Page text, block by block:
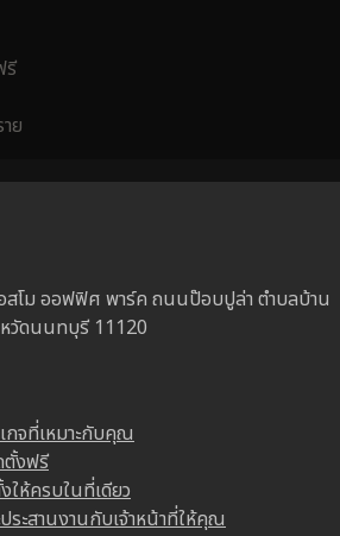
รี
ย
สโม ออฟฟิศ พาร์ค ถนนป๊อบปูล่า ตำบลบ้าน
หวัดนนทบุรี 11120
กจที่เหมาะกับคุณ
งฟรี
ห้ครบในที่เดียว
ระสานงานกับเจ้าหน้าที่ให้คุณ